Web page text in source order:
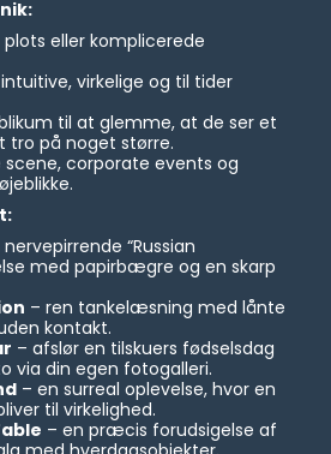
eller komplicerede
virkelige og til tider
til at glemme, at de ser et
tro på noget større.
corporate events og
“Russian
med papirbægre og en skarp
– ren tankelæsning med lånte
kontakt.
– afslør en tilskuers fødselsdag
via din egen fotogalleri.
– en surreal oplevelse, hvor en
til virkelighed.
– en præcis forudsigelse af